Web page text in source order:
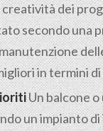
dei
secondo una
in termini
Un balcone o
un impianto